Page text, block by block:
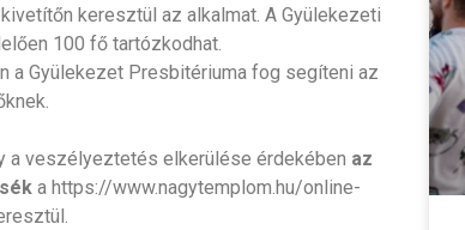
keresztül az alkalmat. A Gyülekezeti
100 fő tartózkodhat.
a Gyülekezet Presbitériuma fog segíteni az
a veszélyeztetés elkerülése érdekében az
a https://www.nagytemplom.hu/online-